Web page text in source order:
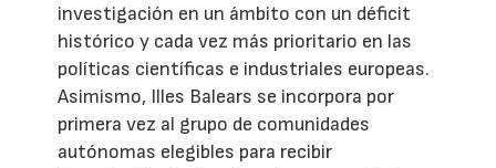
investigación en un ámbito con un déficit
histórico y cada vez más prioritario en las
políticas científicas e industriales europeas.
Asimismo, Illes Balears se incorpora por
primera vez al grupo de comunidades
autónomas elegibles para recibir